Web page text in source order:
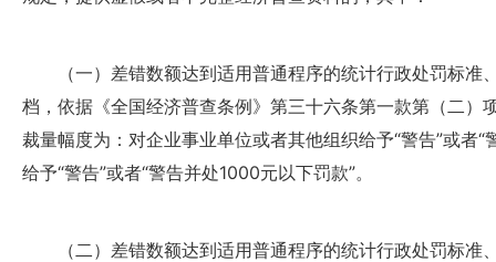
（一）差错数额达到适用普通程序的统计行政处罚标准
档，依据《全国经济普查条例》第三十六条第一款第（二）
裁量幅度为：对企业事业单位或者其他组织给予“警告”或者
给予“警告”或者“警告并处1000元以下罚款”。
（二）差错数额达到适用普通程序的统计行政处罚标准